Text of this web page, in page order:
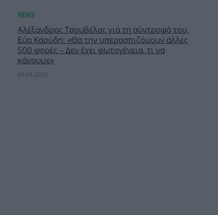
Αλέξανδρος Τσουβέλας για τη σύντροφό του,
Εύα Καρύδη: «Θα την υπερασπιζόμουν άλλες
500 φορές – Δεν έχει φωτογένεια, τι να
κάνουμε»
09.08.2026